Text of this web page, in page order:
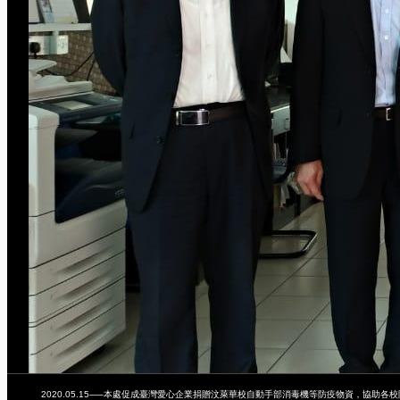
2020.05.15—–本處促成臺灣愛心企業捐贈汶萊華校自動手部消毒機等防疫物資，協助各校